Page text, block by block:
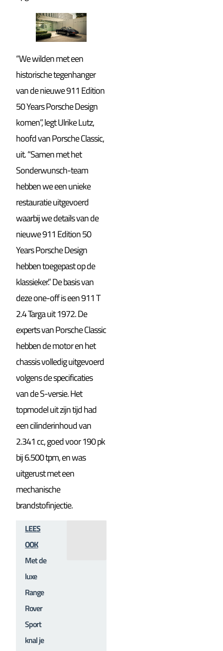
“We wilden met een ​​
historische tegenhanger
van de nieuwe 911 Edition
50 Years Porsche Design
komen”, legt Ulrike Lutz,
hoofd van Porsche Classic,
uit. “Samen met het
Sonderwunsch-team
hebben we een unieke
restauratie uitgevoerd
waarbij we details van de
nieuwe 911 Edition 50
Years Porsche Design
hebben toegepast op de
klassieker.” De basis van
deze one-off is een 911 T
2.4 Targa uit 1972. De
experts van Porsche Classic
hebben de motor en het
chassis volledig uitgevoerd
volgens de specificaties
van de S-versie. Het
topmodel uit zijn tijd had
een cilinderinhoud van
2.341 cc, goed voor 190 pk
bij 6.500 tpm, en was
uitgerust met een
mechanische
brandstofinjectie.
LEES
OOK
Met de
luxe
Range
Rover
Sport
knal je